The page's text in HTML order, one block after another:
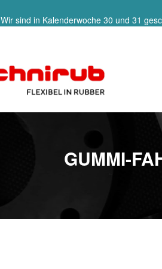
Wir sind in Kalenderwoche 30 und 31
GUMMI-